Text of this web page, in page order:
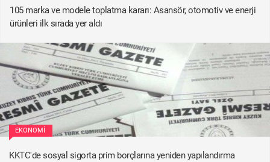
105 marka ve modele toplatma kararı: Asansör, otomotiv ve enerji
ürünleri ilk sırada yer aldı
EKONOMI
KKTC'de sosyal sigorta prim borçlarına yeniden yapılandırma